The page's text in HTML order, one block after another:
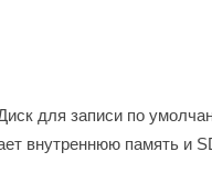
для записи по
внутреннюю память и